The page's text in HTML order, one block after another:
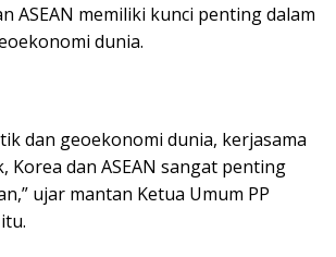
ASEAN memiliki kunci penting dalam
dunia.
dan geoekonomi dunia, kerjasama
Korea dan ASEAN sangat penting
ujar mantan Ketua Umum PP